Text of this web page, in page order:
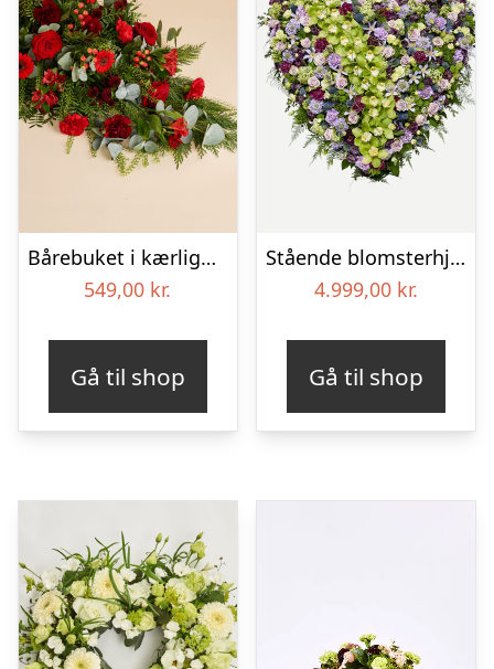
Bårebuket i kærlighedens farver
549,00 kr.
Gå til shop
Stående blomsterhjerte – Et eksklusivt farvel
4.999,00 kr.
Gå til shop